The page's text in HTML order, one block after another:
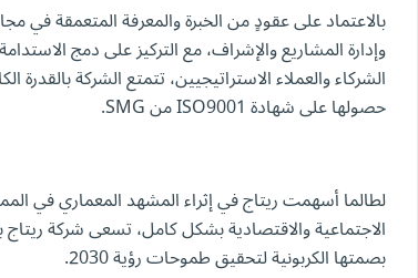
بالاعتماد على عقودٍ من الخبرة والمعرفة المتعمقة
وإدارة المشاريع والإشراف، مع التركيز على دمج
الشركاء والعملاء الاستراتيجيين، تتمتع الشركة
حصولها على شهادة ISO9001 من SMG.
لطالما أسهمت ريتاج في إثراء المشهد المعماري في
الاجتماعية والاقتصادية بشكل كامل، تسعى شركة
بصمتها الكربونية لتحقيق طموحات رؤية 2030.